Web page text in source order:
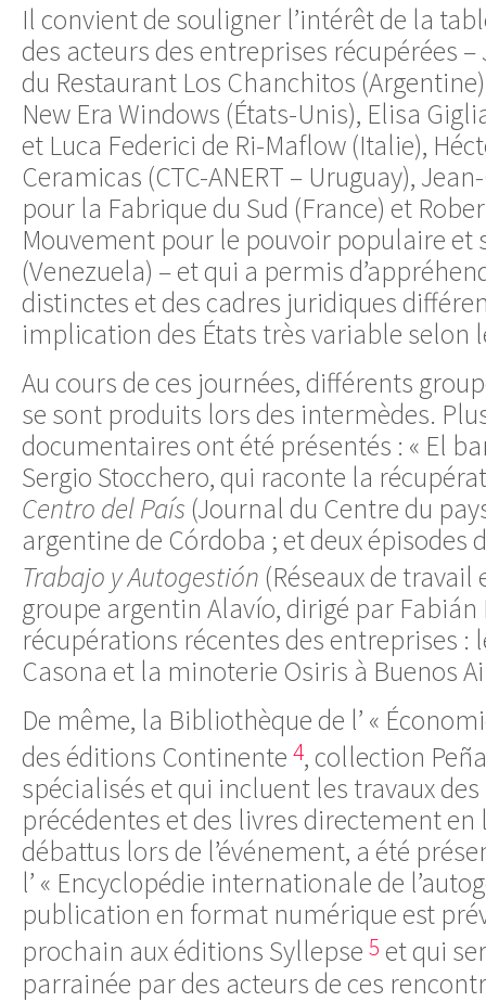
Il convient de souligner l’intérêt de la
des acteurs des entreprises récupérées
du Restaurant Los Chanchitos
New Era Windows (États-Unis), Elisa
et Luca Federici de Ri-Maflow (Italie),
Ceramicas (CTC-ANERT – Uruguay),
pour la Fabrique du Sud (France) et
Mouvement pour le pouvoir populaire et
(Venezuela) – et qui a permis
distinctes et des cadres juridiques
implication des États très variable selon
Au cours de ces journées, différents
se sont produits lors des intermèdes.
documentaires ont été présentés : « El
Sergio Stocchero, qui raconte la
Centro del País (Journal du Centre du
argentine de Córdoba ; et deux épisodes
Trabajo y Autogestión (Réseaux de
groupe argentin Alavío, dirigé par Fabián
récupérations récentes des entreprises :
Casona et la minoterie Osiris à Buenos
De même, la Bibliothèque de l’ «
des éditions Continente 4, collection
spécialisés et qui incluent les travaux
précédentes et des livres directement en
débattus lors de l’événement, a été
l’ « Encyclopédie internationale de
publication en format numérique est
prochain aux éditions Syllepse 5 et qui
parrainée par des acteurs de ces